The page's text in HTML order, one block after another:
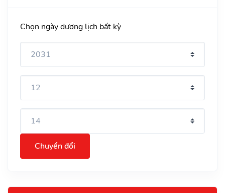
Chọn ngày dương lịch bất kỳ
Chuyển đổi